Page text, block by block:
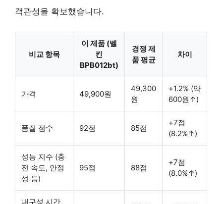
객관성을 확보했습니다.
비교 항목
이 제품 (벨
킨
BPB012bt)
경쟁 제
품 평균
차이
가격 49,900원
49,300
원
+1.2% (약
600원↑)
품질 점수 92점 85점
+7점
(8.2%↑)
성능 지수 (충
전 속도, 안정
성 등)
95점 88점
+7점
(8.0%↑)
내구성 시간